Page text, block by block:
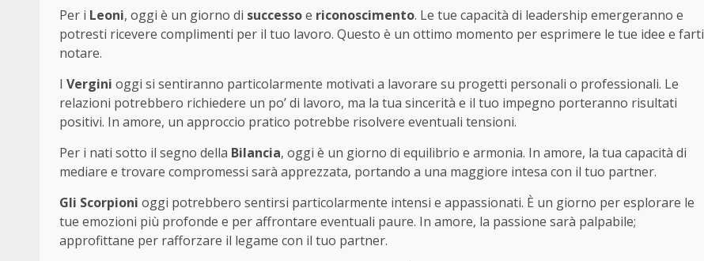
Per i Leoni, oggi è un giorno di successoe riconoscimento. Le tue capacità di leadership emergeranno e
potresti ricevere complimenti per il tuo lavoro. Questo è un ottimo momento per esprimere le tue idee e farti
notare.
I Vergini oggi si sentiranno particolarmente motivati a lavorare su progetti personali o professionali. Le
relazioni potrebbero richiedere un po’ di lavoro, ma la tua sincerità e il tuo impegno porteranno risultati
positivi. In amore, un approccio pratico potrebbe risolvere eventuali tensioni.
Per i nati sotto il segno della Bilancia, oggi è un giorno di equilibrio e armonia. In amore, la tua capacità di
mediare e trovare compromessi sarà apprezzata, portando a una maggiore intesa con il tuo partner.
Gli Scorpioni oggi potrebbero sentirsi particolarmente intensi e appassionati. È un giorno per esplorare le
tue emozioni più profonde e per affrontare eventuali paure. In amore, la passione sarà palpabile;
approfittane per rafforzare il legame con il tuo partner.